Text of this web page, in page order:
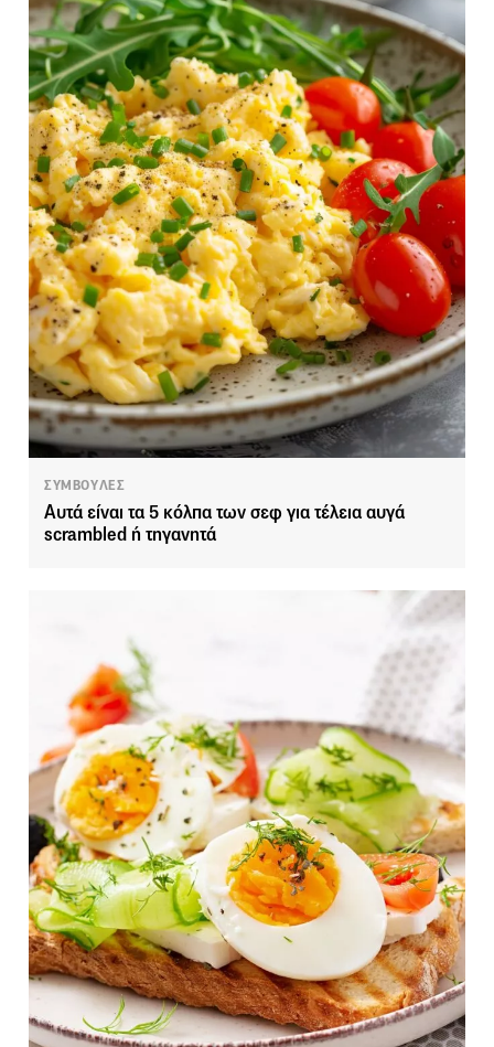
ΣΥΜΒΟΥΛΕΣ
Αυτά είναι τα 5 κόλπα των σεφ για τέλεια αυγά
scrambled ή τηγανητά